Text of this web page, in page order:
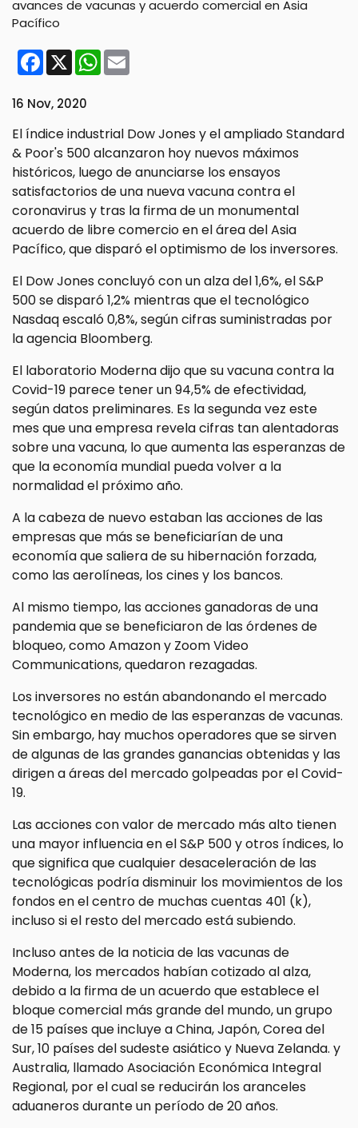
Facebook
X WhatsApp
Email
16 Nov, 2020
El índice industrial Dow Jones y el ampliado Standard
& Poor's 500 alcanzaron hoy nuevos máximos
históricos, luego de anunciarse los ensayos
satisfactorios de una nueva vacuna contra el
coronavirus y tras la firma de un monumental
acuerdo de libre comercio en el área del Asia
Pacífico, que disparó el optimismo de los inversores.
El Dow Jones concluyó con un alza del 1,6%, el S&P
500 se disparó 1,2% mientras que el tecnológico
Nasdaq escaló 0,8%, según cifras suministradas por
la agencia Bloomberg.
El laboratorio Moderna dijo que su vacuna contra la
Covid-19 parece tener un 94,5% de efectividad,
según datos preliminares. Es la segunda vez este
mes que una empresa revela cifras tan alentadoras
sobre una vacuna, lo que aumenta las esperanzas de
que la economía mundial pueda volver a la
normalidad el próximo año.
A la cabeza de nuevo estaban las acciones de las
empresas que más se beneficiarían de una
economía que saliera de su hibernación forzada,
como las aerolíneas, los cines y los bancos.
Al mismo tiempo, las acciones ganadoras de una
pandemia que se beneficiaron de las órdenes de
bloqueo, como Amazon y Zoom Video
Communications, quedaron rezagadas.
Los inversores no están abandonando el mercado
tecnológico en medio de las esperanzas de vacunas.
Sin embargo, hay muchos operadores que se sirven
de algunas de las grandes ganancias obtenidas y las
dirigen a áreas del mercado golpeadas por el Covid-
19.
Las acciones con valor de mercado más alto tienen
una mayor influencia en el S&P 500 y otros índices, lo
que significa que cualquier desaceleración de las
tecnológicas podría disminuir los movimientos de los
fondos en el centro de muchas cuentas 401 (k),
incluso si el resto del mercado está subiendo.
Incluso antes de la noticia de las vacunas de
Moderna, los mercados habían cotizado al alza,
debido a la firma de un acuerdo que establece el
bloque comercial más grande del mundo, un grupo
de 15 países que incluye a China, Japón, Corea del
Sur, 10 países del sudeste asiático y Nueva Zelanda. y
Australia, llamado Asociación Económica Integral
Regional, por el cual se reducirán los aranceles
aduaneros durante un período de 20 años.